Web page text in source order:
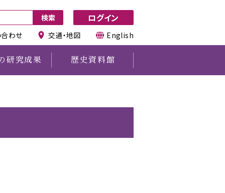
ログイン
研究成果 歴史資料館
わせ 交通・地図 English